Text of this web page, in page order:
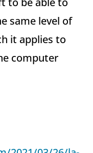
same level of
it applies to
computer